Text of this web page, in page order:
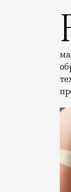
Рекламные кампании